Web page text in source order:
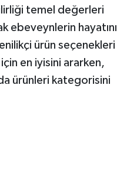
temel değerleri
ebeveynlerin hayatını
ürün seçenekleri
en iyisini ararken,
ürünleri kategorisini